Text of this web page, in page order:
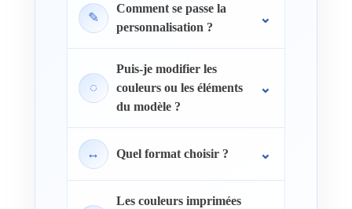
✎
Comment se passe la
personnalisation ?
◌
Puis-je modifier les
couleurs ou les éléments
du modèle ?
↔ Quel format choisir ?
Les couleurs imprimées